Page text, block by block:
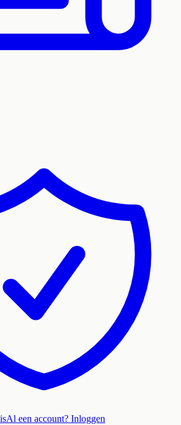
Al een account? Inloggen